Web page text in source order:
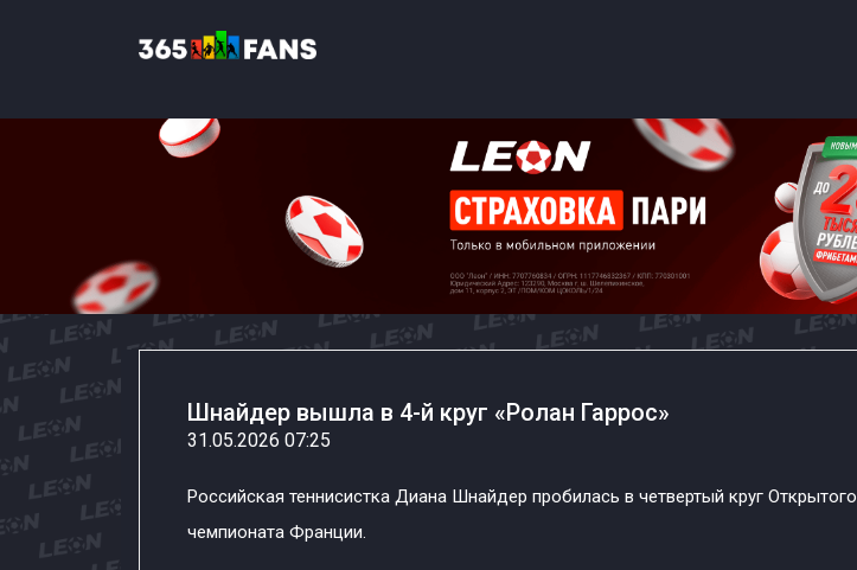
Шнайдер вышла в 4-й круг «Ролан Гаррос»
31.05.2026 07:25
Российская теннисистка Диана Шнайдер пробилась в четвертый круг Открытого
чемпионата Франции.